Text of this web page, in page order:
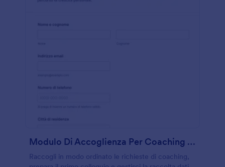
Modulo Di Accoglienza Per Coaching Della Vita
Raccogli in modo ordinato le richieste di coaching,